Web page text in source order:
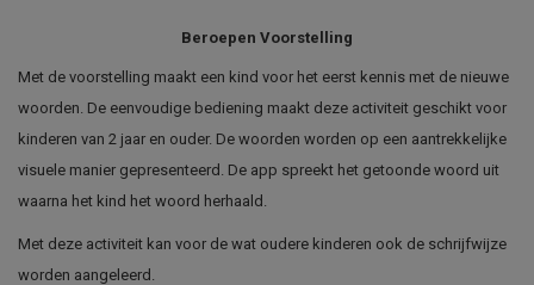
Beroepen Voorstelling
Met de voorstelling maakt een kind voor het eerst kennis met de nieuwe
woorden. De eenvoudige bediening maakt deze activiteit geschikt voor
kinderen van 2 jaar en ouder. De woorden worden op een aantrekkelijke
visuele manier gepresenteerd. De app spreekt het getoonde woord uit
waarna het kind het woord herhaald.
Met deze activiteit kan voor de wat oudere kinderen ook de schrijfwijze
worden aangeleerd.